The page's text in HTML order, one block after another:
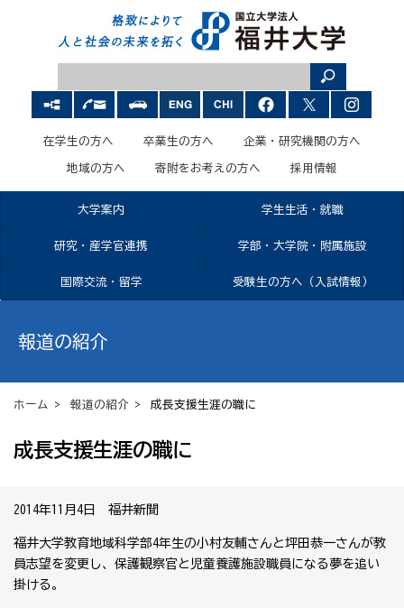
在学生の方へ 卒業生の方へ 企業・研究機関の方へ
地域の方へ 寄附をお考えの方へ 採用情報
大学案内 学生生活・就職
研究・産学官連携 学部・大学院・附属施設
国際交流・留学 受験生の方へ（入試情報）
報道の紹介
ホーム > 報道の紹介 > 成長支援生涯の職に
成長支援生涯の職に
2014年11月4日 福井新聞
福井大学教育地域科学部4年生の小村友輔さんと坪田恭一さんが教
員志望を変更し、保護観察官と児童養護施設職員になる夢を追い
掛ける。